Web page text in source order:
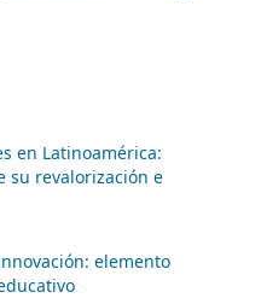
en Latinoamérica:
su revalorización e
elemento